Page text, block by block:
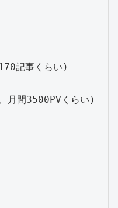
記事くらい)
月間3500PVくらい)